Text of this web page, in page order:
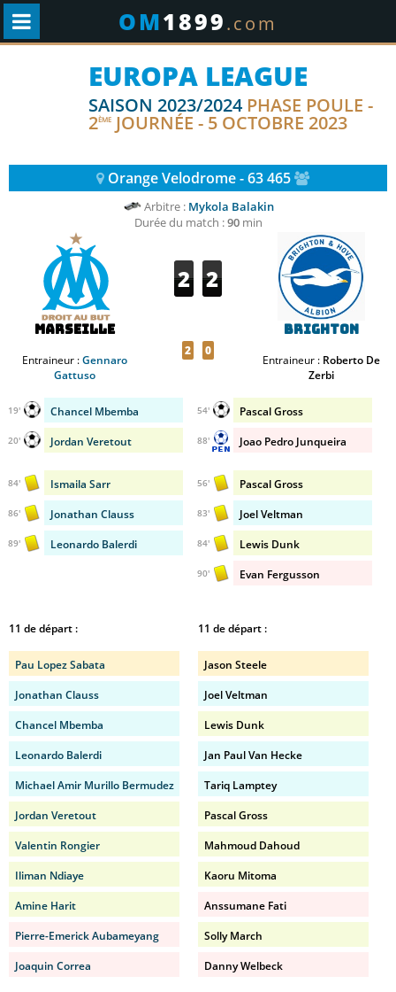
OM1899.com
EUROPA LEAGUE
SAISON 2023/2024 PHASE POULE -
2ÈME JOURNÉE - 5 OCTOBRE 2023
Orange Velodrome - 63 465
Arbitre : Mykola Balakin
Durée du match :90min
Marseille
Entraineur :Gennaro
Gattuso
2 2
2 0
Brighton
Entraineur : Roberto De
Zerbi
Chancel Mbemba
19'
Jordan Veretout
20'
Pascal Gross
54'
Joao Pedro Junqueira
88'
Ismaila Sarr
84'
Jonathan Clauss
86'
Leonardo Balerdi
89'
Pascal Gross
56'
Joel Veltman
83'
Lewis Dunk
84'
Evan Fergusson
90'
11 de départ :
Pau Lopez Sabata
Jonathan Clauss
Chancel Mbemba
Leonardo Balerdi
Michael Amir Murillo Bermudez
Jordan Veretout
Valentin Rongier
Iliman Ndiaye
Amine Harit
Pierre-Emerick Aubameyang
Joaquin Correa
11 de départ :
Jason Steele
Joel Veltman
Lewis Dunk
Jan Paul Van Hecke
Tariq Lamptey
Pascal Gross
Mahmoud Dahoud
Kaoru Mitoma
Anssumane Fati
Solly March
Danny Welbeck